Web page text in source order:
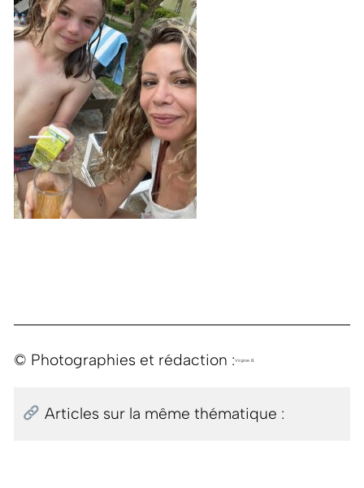
© Photographies et rédaction :Virginie B.
Articles sur la même thématique :